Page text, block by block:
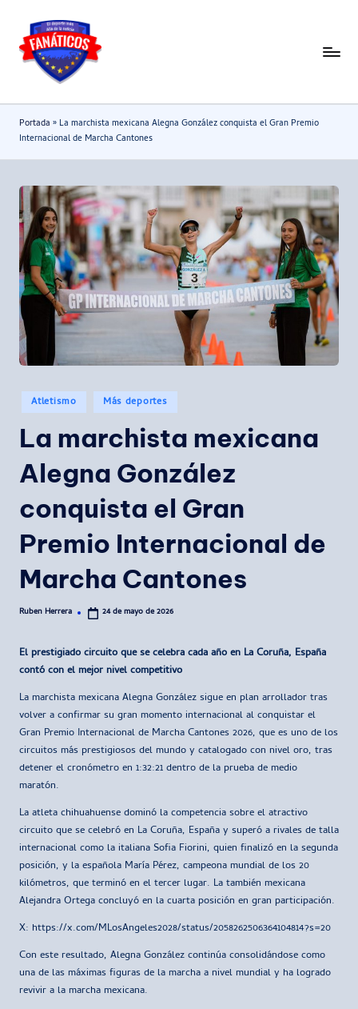
Saltar
contenido
F
n
a
i
c
o
s
Noticias
deportivas
-
Mundial
Portada » La marchista mexicana Alegna González conquista el Gran Premio
Internacional de Marcha Cantones
Publicado
en
Atletismo Más deportes
La marchista mexicana
Alegna González
conquista el Gran
Premio Internacional de
Marcha Cantones
Publicado
Ruben Herrera 24 de mayo de 2026
El prestigiado circuito que se celebra cada año en La Coruña, España
contó con el mejor nivel competitivo
La marchista mexicana Alegna González sigue en plan arrollador tras
volver a confirmar su gran momento internacional al conquistar el
Gran Premio Internacional de Marcha Cantones 2026, que es uno de los
circuitos más prestigiosos del mundo y catalogado con nivel oro, tras
detener el cronómetro en 1:32:21 dentro de la prueba de medio
maratón.
La atleta chihuahuense dominó la competencia sobre el atractivo
circuito que se celebró en La Coruña, España y superó a rivales de talla
internacional como la italiana Sofia Fiorini, quien finalizó en la segunda
posición, y la española María Pérez, campeona mundial de los 20
kilómetros, que terminó en el tercer lugar. La también mexicana
Alejandra Ortega concluyó en la cuarta posición en gran participación.
X: https://x.com/MLosAngeles2028/status/2058262506364104814?s=20
Con este resultado, Alegna González continúa consolidándose como
una de las máximas figuras de la marcha a nivel mundial y ha logrado
revivir a la marcha mexicana.